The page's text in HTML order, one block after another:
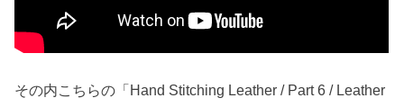
その内こちらの「Hand Stitching Leather / Part 6 / Leather